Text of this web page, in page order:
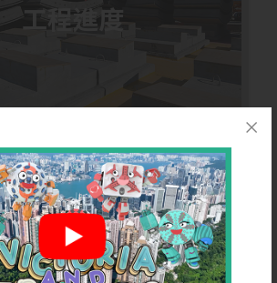
工程進度